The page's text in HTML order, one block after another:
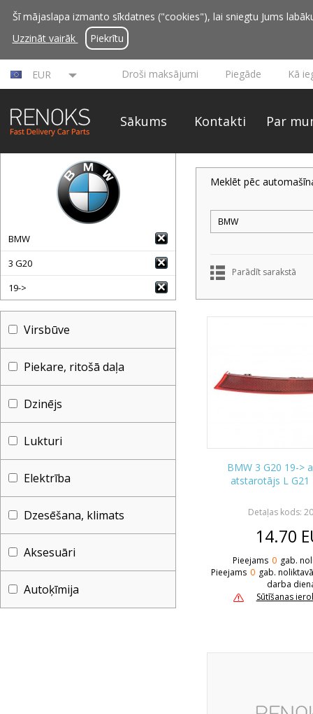
Šī mājaslapa izmanto sīkdatnes ("cookies"), lai sniegtu Jums
Uzzināt vairāk
Piekrītu
EUR Droši maksājumi Piegāde Kā
Sākums Kontakti Par
BMW
3 G20
19->
Virsbūve
Piekare, ritošā daļa
Dzinējs
Lukturi
Elektrība
Dzesēšana, klimats
Aksesuāri
Autoķīmija
Meklēt pēc
Parādīt sarakstā
BMW 3 G20 19->
atstarotājs L G21
Detaļas kods:
14.70
Pieejams 0 gab.
Pieejams 0 gab.
darba
Sūtīšanas